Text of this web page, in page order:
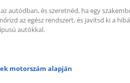
autódban, és szeretnéd, ha egy
az egész rendszert, és javítsd ki a
autókkal.
motorszám alapján